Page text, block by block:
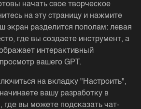
начать свое творческое
на эту страницу и нажмите
экран разделится пополам: левая
где вы создаете инструмент, а
интерактивный
вашего GPT.
на вкладку "Настроить",
вашу разработку в
где вы можете подсказать чат-